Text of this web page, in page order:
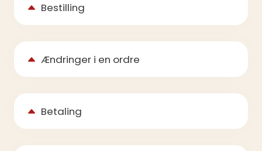
Bestilling
Ændringer i en ordre
Betaling